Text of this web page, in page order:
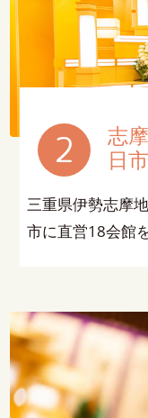
2
志
日
三重県伊勢志摩
市に直営18会館